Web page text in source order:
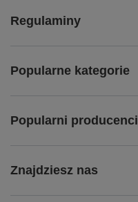
Regulaminy
Popularne kategorie
Popularni producenci
Znajdziesz nas